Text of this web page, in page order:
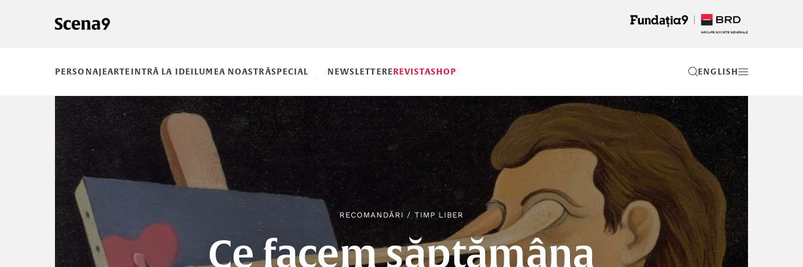
PERSONAJEARTEINTRĂ LA IDEILUMEA NOASTRĂSPECIAL NEWSLETTEREREVISTASHOP EN
RECOMANDĂRI / TIMP LIBER
Ce facem săptămâna